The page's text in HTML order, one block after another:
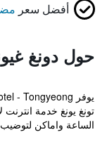
أفضل سعر
حول دونغ
تونغ يونغ خدمة
الساعة واماكن لتوضيب